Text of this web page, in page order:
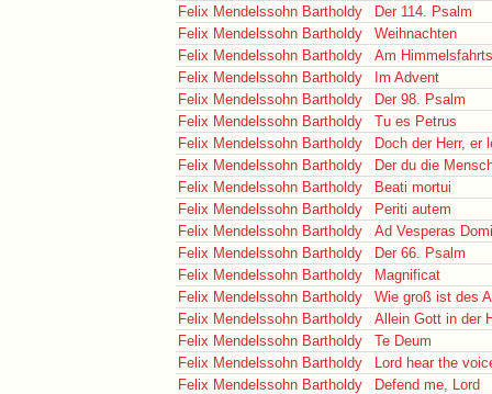
Felix Mendelssohn Bartholdy
Der 114. Psalm
Felix Mendelssohn Bartholdy
Weihnachten
Felix Mendelssohn Bartholdy
Am
Felix Mendelssohn Bartholdy
Im Advent
Felix Mendelssohn Bartholdy
Der 98. Psalm
Felix Mendelssohn Bartholdy
Tu es Petrus
Felix Mendelssohn Bartholdy
Doch der Herr, er
Felix Mendelssohn Bartholdy
Der du die
Felix Mendelssohn Bartholdy
Beati mortui
Felix Mendelssohn Bartholdy
Periti autem
Felix Mendelssohn Bartholdy
Ad Vesperas
Felix Mendelssohn Bartholdy
Der 66. Psalm
Felix Mendelssohn Bartholdy
Magnificat
Felix Mendelssohn Bartholdy
Wie groß ist des
Felix Mendelssohn Bartholdy
Allein Gott in der
Felix Mendelssohn Bartholdy
Te Deum
Felix Mendelssohn Bartholdy
Lord hear the
Felix Mendelssohn Bartholdy
Defend me, Lord